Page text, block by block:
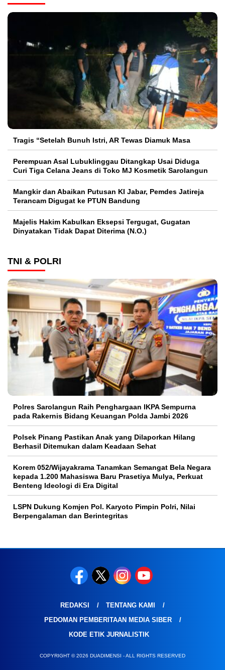
Tragis “Setelah Bunuh Istri, AR Tewas Diamuk Masa
Perempuan Asal Lubuklinggau Ditangkap Usai Diduga
Curi Tiga Celana Jeans di Toko MJ Kosmetik Sarolangun
Mangkir dan Abaikan Putusan KI Jabar, Pemdes Jatireja
Terancam Digugat ke PTUN Bandung
Majelis Hakim Kabulkan Eksepsi Tergugat, Gugatan
Dinyatakan Tidak Dapat Diterima (N.O.)
TNI & POLRI
Polres Sarolangun Raih Penghargaan IKPA Sempurna
pada Rakernis Bidang Keuangan Polda Jambi 2026
Polsek Pinang Pastikan Anak yang Dilaporkan Hilang
Berhasil Ditemukan dalam Keadaan Sehat
Korem 052/Wijayakrama Tanamkan Semangat Bela Negara
kepada 1.200 Mahasiswa Baru Prasetiya Mulya, Perkuat
Benteng Ideologi di Era Digital
LSPN Dukung Komjen Pol. Karyoto Pimpin Polri, Nilai
Berpengalaman dan Berintegritas
REDAKSI
TENTANG KAMI
PEDOMAN PEMBERITAAN MEDIA SIBER
KODE ETIK JURNALISTIK
COPYRIGHT © 2026 DUADIMENSI - ALL RIGHTS RESERVED